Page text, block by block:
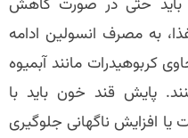
به مصرف انسولین ادامه
کربوهیدرات مانند آبمیوه
پایش قند خون باید با
یا افزایش ناگهانی جلوگیری